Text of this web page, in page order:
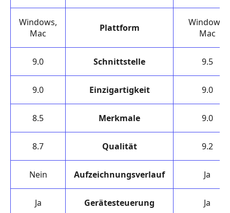
Windows,
Mac
Plattform
Windows,
Mac
9.0 Schnittstelle 9.5
9.0 Einzigartigkeit 9.0
8.5 Merkmale 9.0
8.7 Qualität 9.2
Nein Aufzeichnungsverlauf Ja
Ja Gerätesteuerung Ja